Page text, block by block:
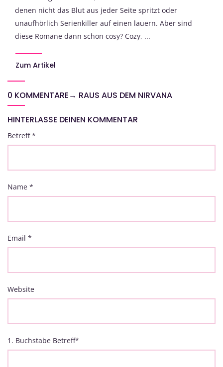
denen nicht das Blut aus jeder Seite spritzt oder
unaufhörlich Serienkiller auf einen lauern. Aber sind
diese Romane dann schon cosy? Cozy, ...
Zum Artikel
0 KOMMENTARE→ RAUS AUS DEM NIRVANA
HINTERLASSE DEINEN KOMMENTAR
Betreff*
Name *
Email *
Website
1. Buchstabe Betreff*